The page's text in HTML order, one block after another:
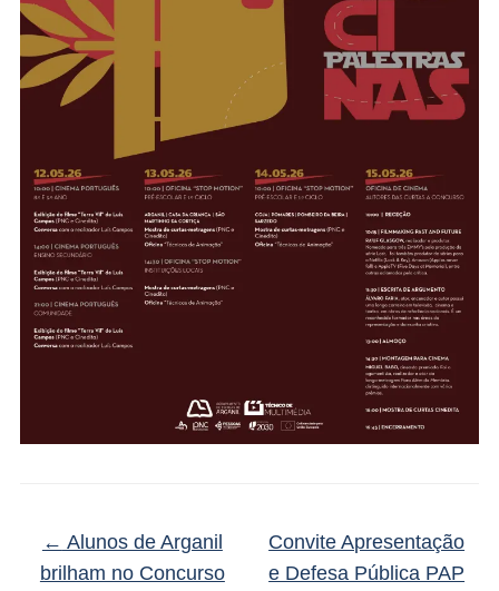
← Alunos de Arganil
brilham no Concurso
Convite Apresentação
e Defesa Pública PAP